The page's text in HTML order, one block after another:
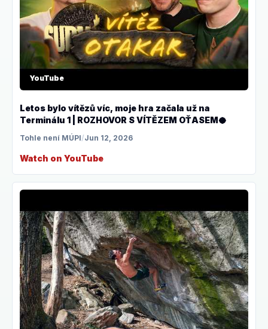
YouTube
Letos bylo vítězů víc, moje hra začala už na
Terminálu 1 | ROZHOVOR S VÍTĚZEM OŤASEM🥥
Tohle není MÚPI/Jun 12, 2026
Watch on YouTube